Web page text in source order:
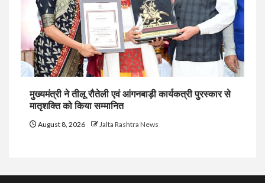
मुख्यमंत्री ने तीलू रौतेली एवं आंगनबाड़ी कार्यकत्री पुरस्कार से
मातृशक्ति को किया सम्मानित
August 8, 2026 Jalta Rashtra News